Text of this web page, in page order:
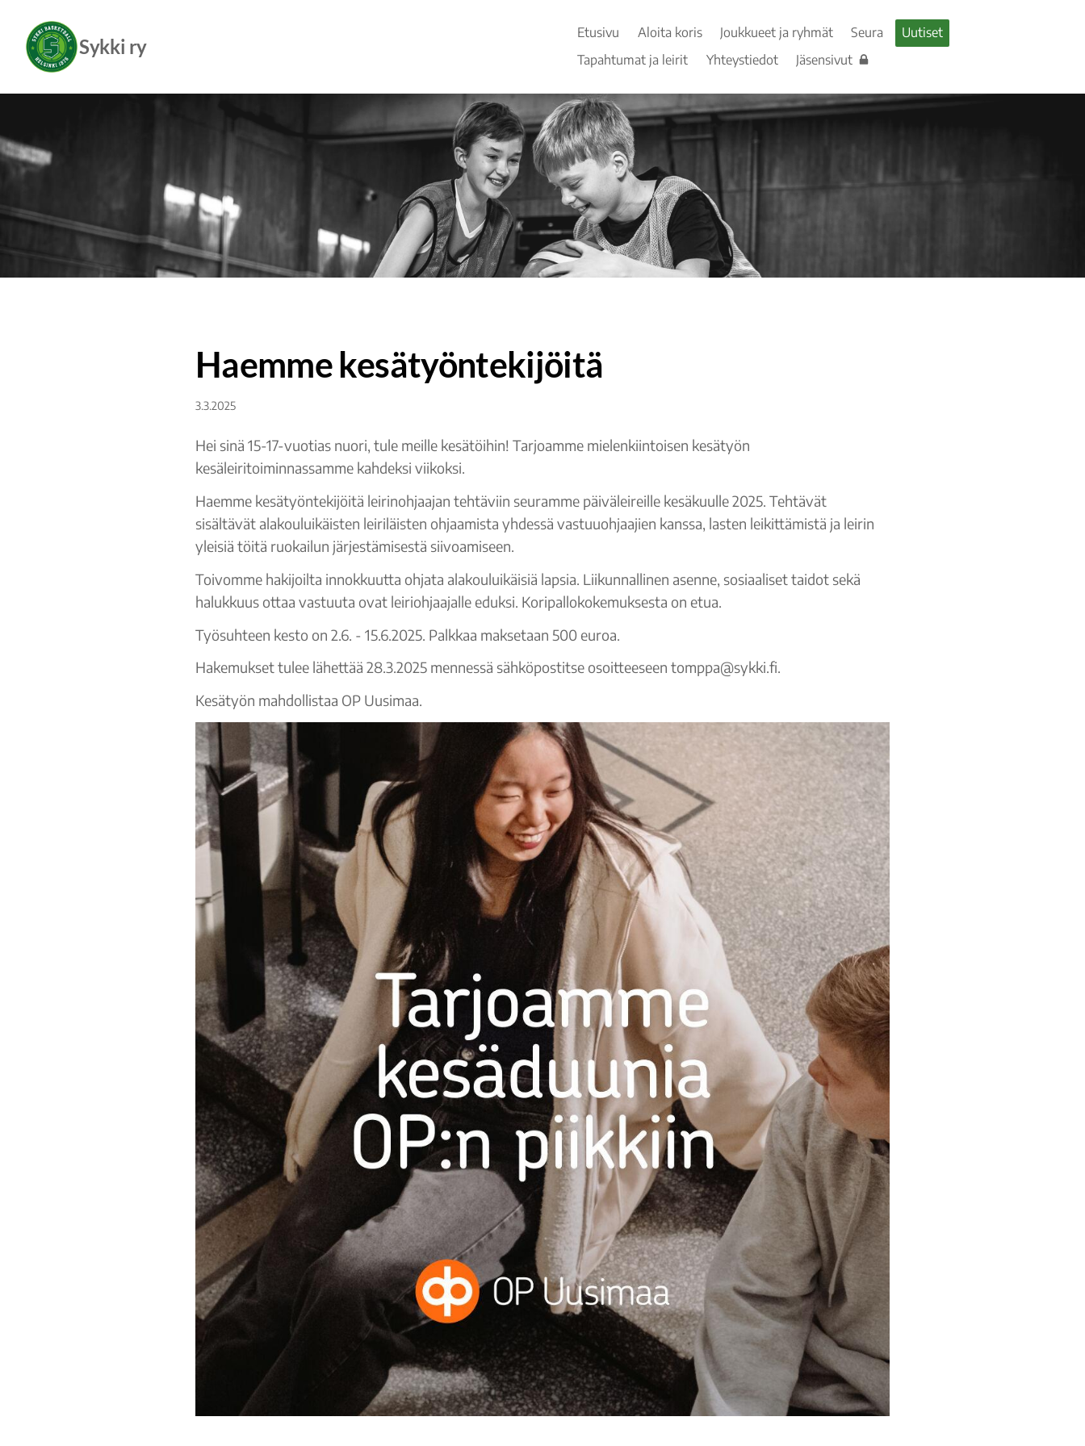
Siirry
sivun
sisältöön
Sykki ry
Etusivu Aloita koris Joukkueet ja ryhmät Seura
Uutiset
Tapahtumat ja leirit
Yhteystiedot Jäsensivut
Haemme kesätyöntekijöitä
3.3.2025
Hei sinä 15-17-vuotias nuori, tule meille kesätöihin! Tarjoamme mielenkiintoisen kesätyön
kesäleiritoiminnassamme kahdeksi viikoksi.
Haemme kesätyöntekijöitä leirinohjaajan tehtäviin seuramme päiväleireille kesäkuulle 2025. Tehtävät
sisältävät alakouluikäisten leiriläisten ohjaamista yhdessä vastuuohjaajien kanssa, lasten leikittämistä ja leirin
yleisiä töitä ruokailun järjestämisestä siivoamiseen.
Toivomme hakijoilta innokkuutta ohjata alakouluikäisiä lapsia. Liikunnallinen asenne, sosiaaliset taidot sekä
halukkuus ottaa vastuuta ovat leiriohjaajalle eduksi. Koripallokokemuksesta on etua.
Työsuhteen kesto on 2.6. - 15.6.2025. Palkkaa maksetaan 500 euroa.
Hakemukset tulee lähettää 28.3.2025 mennessä sähköpostitse osoitteeseen tomppa@sykki.fi.
Kesätyön mahdollistaa OP Uusimaa.